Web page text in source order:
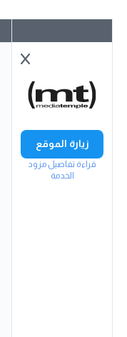
زيارة الموقع
قراءة تفاصيل مزود
الخدمة